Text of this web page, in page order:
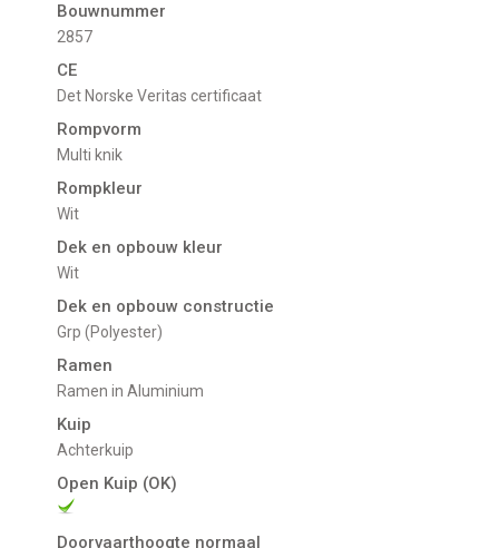
Bouwnummer
2857
CE
Det Norske Veritas certificaat
Rompvorm
Multi knik
Rompkleur
Wit
Dek en opbouw kleur
Wit
Dek en opbouw constructie
Grp (Polyester)
Ramen
Ramen in Aluminium
Kuip
Achterkuip
Open Kuip (OK)
Doorvaarthoogte normaal